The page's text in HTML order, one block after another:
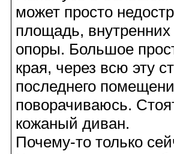
может просто
площадь, внутренних
опоры. Большое
края, через всю эту
последнего
поворачиваюсь.
кожаный диван.
Почему-то только